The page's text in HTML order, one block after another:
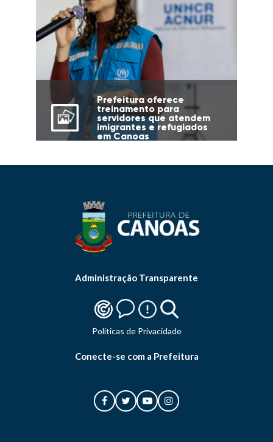
Prefeitura oferece
treinamento para
servidores que atendem
imigrantes e refugiados
em Canoas
Administração Transparente
Politicas de Privacidade
Conecte-se com a Prefeitura